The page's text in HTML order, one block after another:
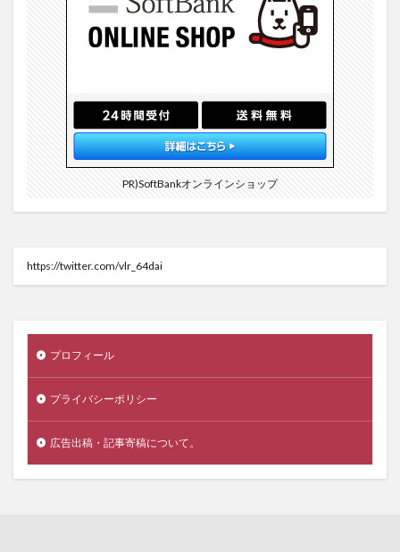
PR)SoftBankオンラインショップ
https://twitter.com/vlr_64dai
プロフィール
プライバシーポリシー
広告出稿・記事寄稿について。